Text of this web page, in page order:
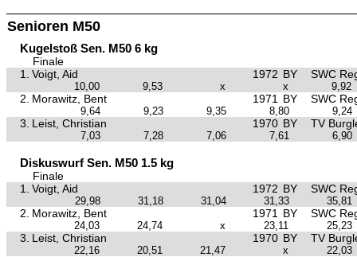
Senioren M50
Kugelstoß Sen. M50 6 kg
Finale
1.
Voigt, Aid 1972 BY SWC
10,00 9,53 x x 9,92
2. Morawitz, Bent 1971 BY SWC
9,64 9,23 9,35 8,80 9,24
3. Leist, Christian 1970 BY TV
7,03 7,28 7,06 7,61 6,90
Diskuswurf Sen. M50 1.5 kg
Finale
1.
Voigt, Aid 1972 BY SWC
29,98 31,18 31,04 31,33 35,81
2. Morawitz, Bent 1971 BY SWC
24,03 24,74 x 23,11 25,23
3. Leist, Christian 1970 BY TV
22,16 20,51 21,47 x 22,03